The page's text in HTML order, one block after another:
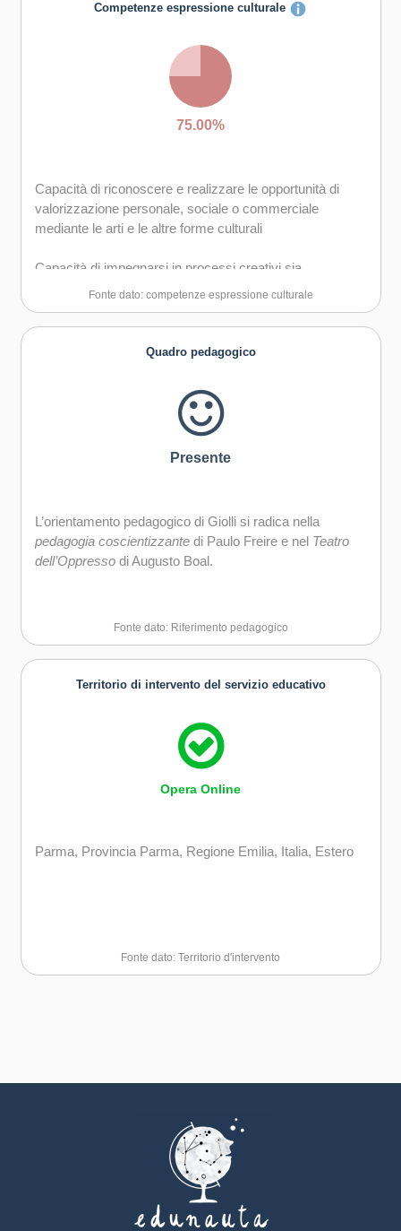
Competenze espressione culturale
75.00%
Capacità di riconoscere e realizzare le opportunità di
valorizzazione personale, sociale o commerciale
mediante le arti e le altre forme culturali
Capacità di impegnarsi in processi creativi sia
individualmente che collettivamente
Curiosità nei confronti del mondo, apertura per
immaginare nuove possibilità
Fonte dato: competenze espressione culturale
Quadro pedagogico
Presente
L’orientamento pedagogico di Giolli si radica nella
pedagogia coscientizzante di Paulo Freire e nel Teatro
dell’Oppressodi Augusto Boal.
Fonte dato: Riferimento pedagogico
Territorio di intervento del servizio educativo
Opera Online
Parma, Provincia Parma, Regione Emilia, Italia, Estero
Fonte dato: Territorio d'intervento